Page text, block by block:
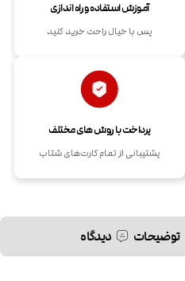
آموزش استفاده و راه اندازی
پس با خیال راحت خرید کنید
پرداخت با روش های مختلف
پشتیبانی از تمام کارت‌های شتاب
توضیحات دیدگاه